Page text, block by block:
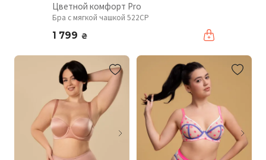
Цветной комфорт Pro
Бра с мягкой чашкой 522CP
1 799 ₴